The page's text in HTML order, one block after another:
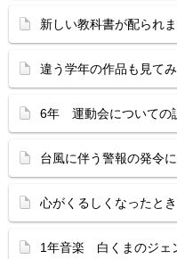
新しい教科書が配られ
違う学年の作品も見て
6年 運動会についての
台風に伴う警報の発令
心がくるしくなったと
1年音楽 白くまのジェ